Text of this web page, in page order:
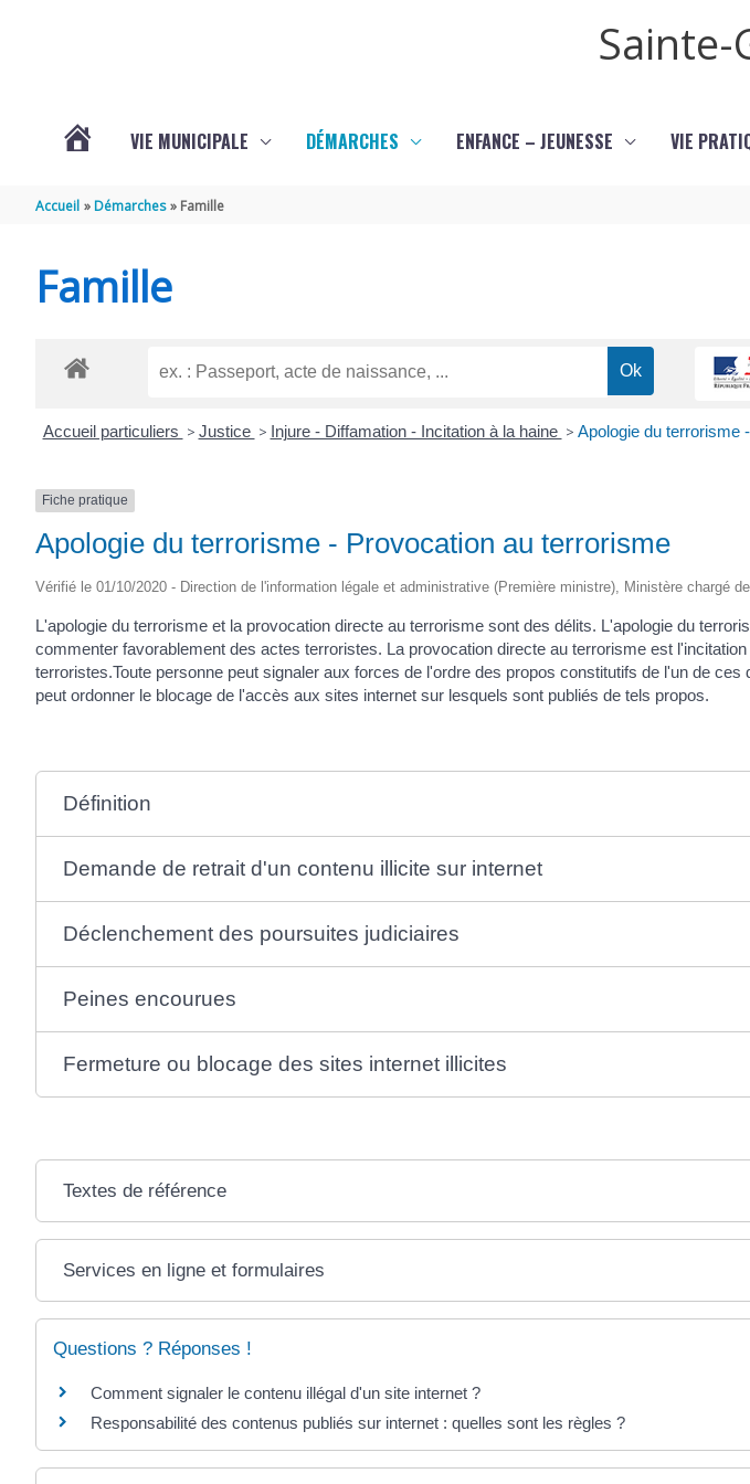
Sainte-
GEMME
VIE MUNICIPALE DÉMARCHES ENFANCE – JEUNESSE VIE
Accueil Démarches Famille
Famille
Accueil particuliers > Justice > Injure - Diffamation - Incitation à la haine > Apologie du terrorisme
Fiche pratique
Apologie du terrorisme - Provocation au terrorisme
Vérifié le 01/10/2020 - Direction de l'information légale et administrative (Première ministre), Ministère chargé
L'apologie du terrorisme et la provocation directe au terrorisme sont des délits. L'apologie du
commenter favorablement des actes terroristes. La provocation directe au terrorisme est
terroristes.Toute personne peut signaler aux forces de l'ordre des propos constitutifs de l'un de ces
peut ordonner le blocage de l'accès aux sites internet sur lesquels sont publiés de tels propos.
Définition
Demande de retrait d'un contenu illicite sur internet
Déclenchement des poursuites judiciaires
Peines encourues
Fermeture ou blocage des sites internet illicites
Textes de référence
Services en ligne et formulaires
Questions ? Réponses !
Comment signaler le contenu illégal d'un site internet ?
Responsabilité des contenus publiés sur internet : quelles sont les règles ?